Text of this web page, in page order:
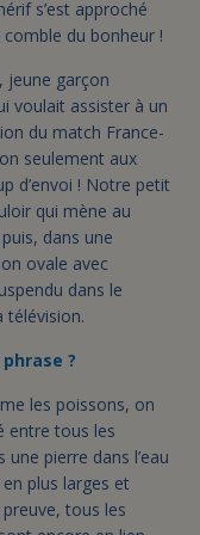
s’est approché
comble du bonheur !
jeune garçon
voulait assister à un
du match France-
seulement aux
d’envoi ! Notre petit
qui mène au
dans une
ovale avec
dans le
télévision.
?
les poissons, on
entre tous les
pierre dans l’eau
plus larges et
tous les